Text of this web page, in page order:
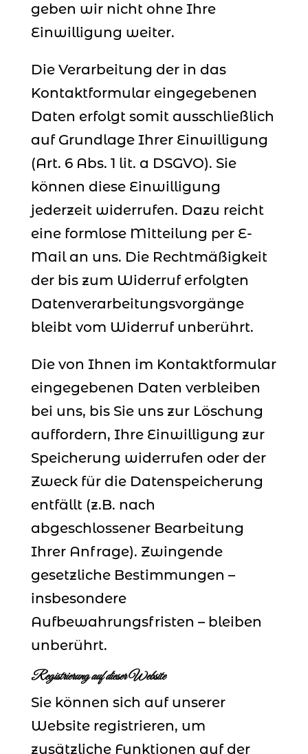
geben wir nicht ohne Ihre
Einwilligung weiter.
Die Verarbeitung der in das
Kontaktformular eingegebenen
Daten erfolgt somit ausschließlich
auf Grundlage Ihrer Einwilligung
(Art. 6 Abs. 1 lit. a DSGVO). Sie
können diese Einwilligung
jederzeit widerrufen. Dazu reicht
eine formlose Mitteilung per E-
Mail an uns. Die Rechtmäßigkeit
der bis zum Widerruf erfolgten
Datenverarbeitungsvorgänge
bleibt vom Widerruf unberührt.
Die von Ihnen im Kontaktformular
eingegebenen Daten verbleiben
bei uns, bis Sie uns zur Löschung
auffordern, Ihre Einwilligung zur
Speicherung widerrufen oder der
Zweck für die Datenspeicherung
entfällt (z.B. nach
abgeschlossener Bearbeitung
Ihrer Anfrage). Zwingende
gesetzliche Bestimmungen –
insbesondere
Aufbewahrungsfristen – bleiben
unberührt.
Registrierung auf dieser Website
Sie können sich auf unserer
Website registrieren, um
zusätzliche Funktionen auf der